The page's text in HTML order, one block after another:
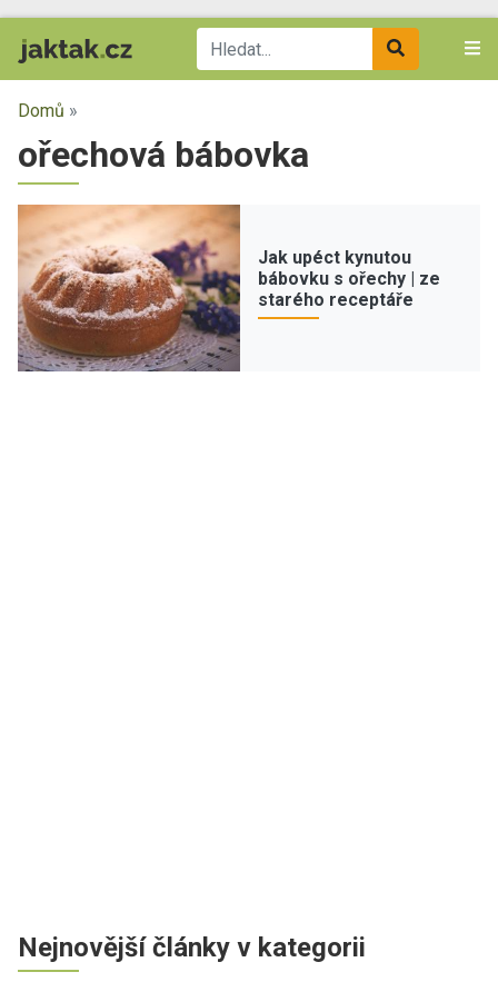
Domů »
ořechová bábovka
Jak upéct kynutou
bábovku s ořechy | ze
starého receptáře
Nejnovější články v kategorii